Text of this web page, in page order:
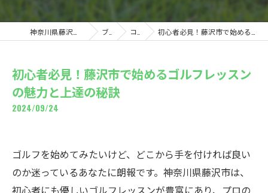
ブログ コラム 初心者必見！藤沢市で始めるゴルフレッスンの魅力と上達の秘訣
初心者必見！藤沢市で始めるゴルフレッスン
の魅力と上達の秘訣
2024/09/24
ゴルフを始めてみたいけど、どこから手を付ければ良い
のか迷っているあなたに朗報です。神奈川県藤沢市は、
初心者にも優しいゴルフレッスンが豊富にあり、プロの